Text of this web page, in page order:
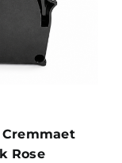
Rose